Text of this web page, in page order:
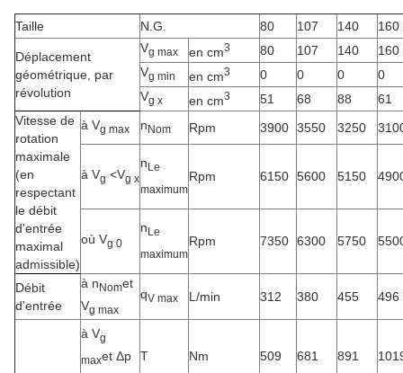
Taille N.G. 80 107 140 160
Déplacement
géométrique, par
révolution
Vg max en cm3 80 107 140
160
Vg min en cm3 0 0 0
0
Vg x en cm3 51 68 88
61
Vitesse de
rotation
maximale
(en
respectant
le débit
d'entrée
maximal
admissible)
à Vg max nNom Rpm 3900 3550 3250
à Vg <Vg x
nLe
maximum
Rpm 6150 5600 5150
où Vg 0
nLe
maximum
Rpm 7350 6300 5750
Débit
d'entrée
à nNomet
Vg max
qV max L/min 312 380 455 496
à Vg
maxet Δp
T Nm 509 681 891